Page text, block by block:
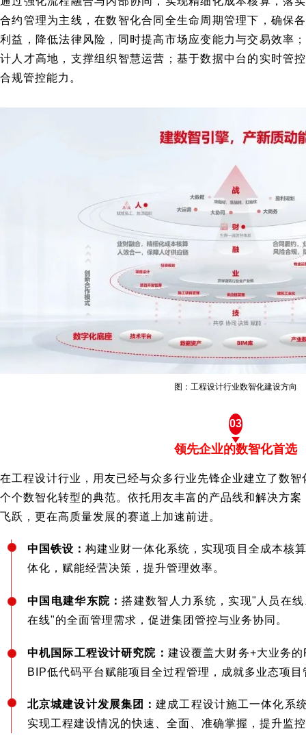
合约管理为主线，在数智化合同全生命周期管理下，确保
利益，降低法律风险，同时提高市场应变能力与交易效率
计人才高地，支撑组织智慧运营；基于数据中台的实时管
合规管控能力。
图：工程设计行业数智化建设方向
03
领先企业的数智化首选
在工程设计行业，用友已经与众多行业先锋企业建立了数
个个数智化转型的典范。依托用友丰富的产品线和解决方
飞跃，更在高质量发展的赛道上加速前进。
中国铁设：构建业财一体化系统，实现项目全成本核
体化，赋能经营决策，提升管理效率。
中国电建华东院：搭建数智人力系统，实现"人员在
在线"的全面管理需求，促进集团管控与业务协同。
中机国际工程设计研究院： 建设覆盖大财务+大业务
BIP低代码平台赋能项目全过程管理，成就多业态项
北京城建设计发展集团：建成工程设计施工一体化系
实现工程建设情况的快速、全面、准确掌握，提升监